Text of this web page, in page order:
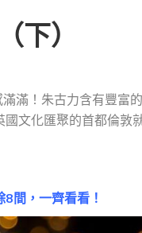
下）
滿！朱古力含有豐富
文化匯聚的首都倫敦
間，一齊看看！